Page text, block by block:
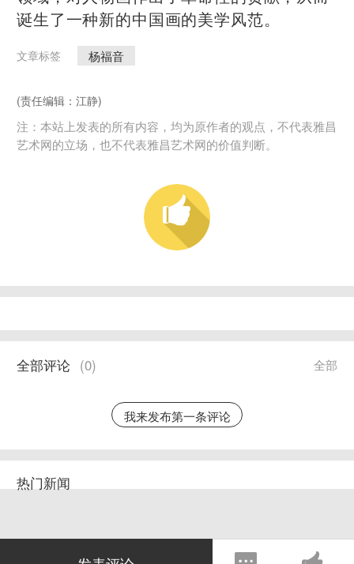
诞生了一种新的中国画的美学风范。
文章标签 ​杨福音
(责任编辑：江静)
注：本站上发表的所有内容，均为原作者的观点，不代表雅昌
艺术网的立场，也不代表雅昌艺术网的价值判断。
全部
全部评论 (0)
我来发布第一条评论
热门新闻